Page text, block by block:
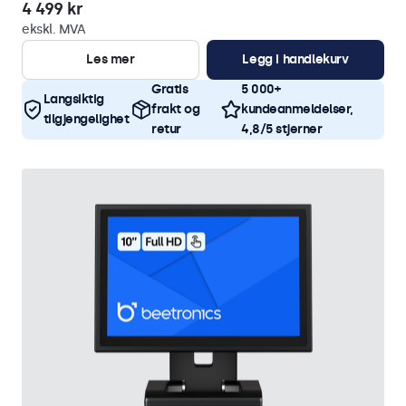
4 499 kr
ekskl. MVA
Les mer
Legg i handlekurv
Langsiktig
tilgjengelighet
Gratis
frakt og
retur
5 000+
kundeanmeldelser,
4,8/5 stjerner